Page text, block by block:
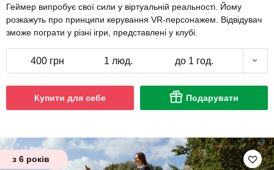
Геймер випробує свої сили у віртуальній реальності. Йому
розкажуть про принципи керування VR-персонажем. Відвідувач
зможе пограти у різні ігри, представлені у клубі.
400 грн 1 люд. до 1 год.
Купити для себе Подарувати
з 6 років